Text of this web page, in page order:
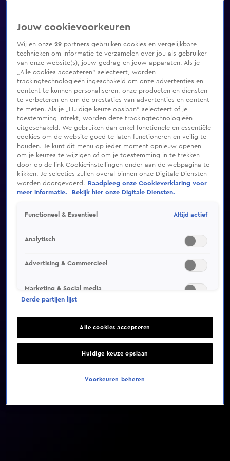
Video helaas niet gevonden
Jouw cookievoorkeuren
Wij en onze29 partners gebruiken cookies en vergelijkbare
technieken om informatie te verzamelen over jou als gebruiker
van onze website(s), jouw gedrag en jouw apparaten. Als je
„Alle cookies accepteren” selecteert, worden
trackingtechnologieën ingeschakeld om onze advertenties en
content te kunnen personaliseren, onze producten en diensten
te verbeteren en om de prestaties van advertenties en content
te meten. Als je „Huidige keuze opslaan” selecteert of je
toestemming intrekt, worden deze trackingtechnologieën
uitgeschakeld. We gebruiken dan enkel functionele en essentiële
cookies om de website goed te laten functioneren en veilig te
houden. Je kunt dit menu op ieder moment opnieuw openen
om je keuzes te wijzigen of om je toestemming in te trekken
door op de link Cookie-instellingen onder aan de webpagina te
klikken. Je selecties zullen overal binnen onze Digitale Diensten
worden doorgevoerd.
Raadpleeg onze Cookieverklaring voor
meer informatie.
Bekijk hier onze Digitale Diensten.
Functioneel & Essentieel Altijd actief
Analytisch
Advertising & Commercieel
Marketing & Social media
Derde partijen lijst
Alle cookies accepteren
Huidige keuze opslaan
Voorkeuren beheren